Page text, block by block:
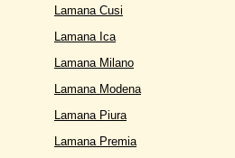
Lamana Cusi
Lamana Ica
Lamana Milano
Lamana Modena
Lamana Piura
Lamana Premia